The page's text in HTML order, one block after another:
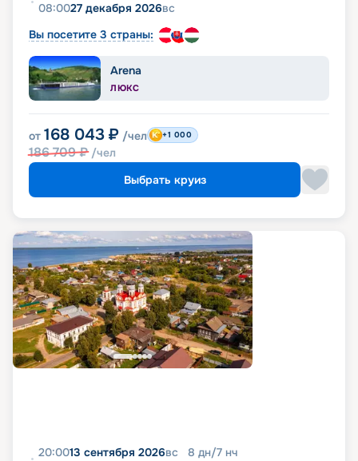
08:0027 декабря 2026вс
Вы посетите 3 страны:
Arena
ЛЮКС
от 168 043 ₽ /чел
186 709₽ /чел
+1 000
Выбрать круиз
20:0013 сентября 2026вс 8 дн/7 нч